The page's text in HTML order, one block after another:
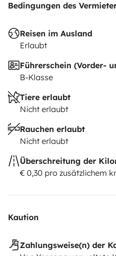
Bedingungen des
Reisen im Ausland
Erlaubt
Führerschein (Vorder-
B-Klasse
Tiere erlaubt
Nicht erlaubt
Rauchen erlaubt
Nicht erlaubt
Überschreitung der
€ 0,30 pro zusätzlichem
Kaution
Zahlungsweise(n) der